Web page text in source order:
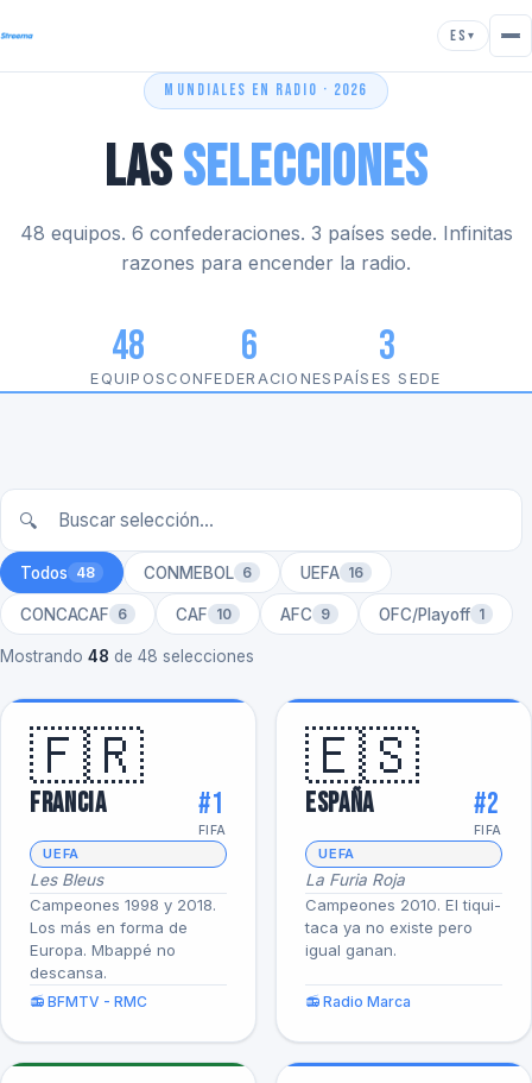
ES▾
MUNDIALES EN RADIO · 2026
LasSelecciones
48 equipos. 6 confederaciones. 3 países sede. Infinitas
razones para encender la radio.
48
EQUIPOS
6
CONFEDERACIONES
3
PAÍSES SEDE
🔍
Todos 48 CONMEBOL 6 UEFA 16
CONCACAF 6 CAF 10 AFC 9 OFC/Playoff 1
Mostrando 48 de 48 selecciones
🇫🇷
Francia #1
FIFA
UEFA
Les Bleus
Campeones 1998 y 2018.
Los más en forma de
Europa. Mbappé no
descansa.
📻 BFMTV - RMC
🇪🇸
España #2
FIFA
UEFA
La Furia Roja
Campeones 2010. El tiqui-
taca ya no existe pero
igual ganan.
📻 Radio Marca